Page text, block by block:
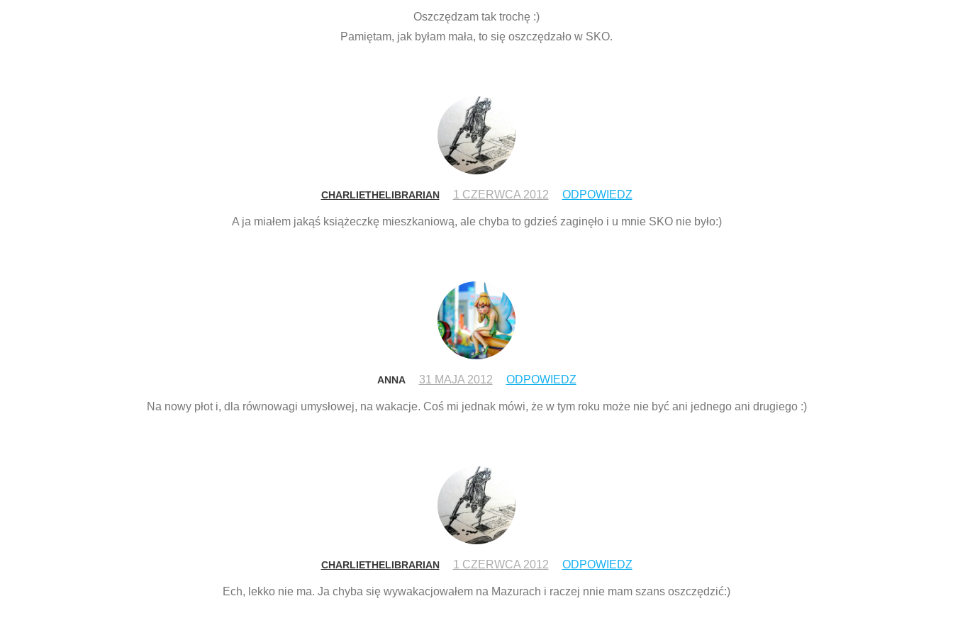
Oszczędzam tak trochę :)
Pamiętam, jak byłam mała, to się oszczędzało w SKO.
CHARLIETHELIBRARIAN 1 CZERWCA 2012 ODPOWIEDZ
A ja miałem jakąś książeczkę mieszkaniową, ale chyba to gdzieś zaginęło i u mnie SKO nie było:)
ANNA 31 MAJA 2012 ODPOWIEDZ
Na nowy płot i, dla równowagi umysłowej, na wakacje. Coś mi jednak mówi, że w tym roku może nie być ani jednego ani drugiego :)
CHARLIETHELIBRARIAN 1 CZERWCA 2012 ODPOWIEDZ
Ech, lekko nie ma. Ja chyba się wywakacjowałem na Mazurach i raczej nnie mam szans oszczędzić:)